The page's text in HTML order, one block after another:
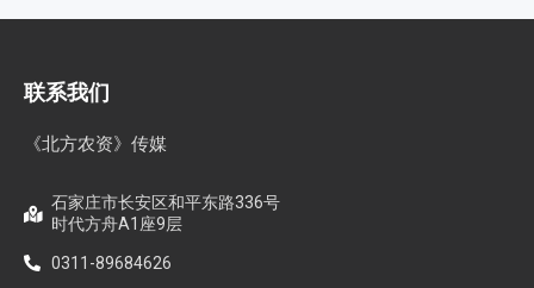
联系我们
《北方农资》传媒
石家庄市长安区和平东路336号
时代方舟A1座9层
0311-89684626